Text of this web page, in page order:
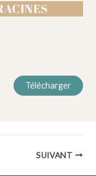
Télécharger
SUIVANT